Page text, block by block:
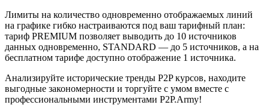
Лимиты на количество одновременно отображаемых линий
на графике гибко настраиваются под ваш тарифный план:
тариф PREMIUM позволяет выводить до 10 источников
данных одновременно, STANDARD — до 5 источников, а на
бесплатном тарифе доступно отображение 1 источника.
Анализируйте исторические тренды P2P курсов, находите
выгодные закономерности и торгуйте с умом вместе с
профессиональными инструментами P2P.Army!